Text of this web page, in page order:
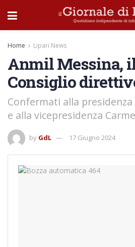
Home Lipari News
Anmil Messina,
Consiglio
Confermati alla
e alla vicepresidenza
by GdL 17 Giugno 2024